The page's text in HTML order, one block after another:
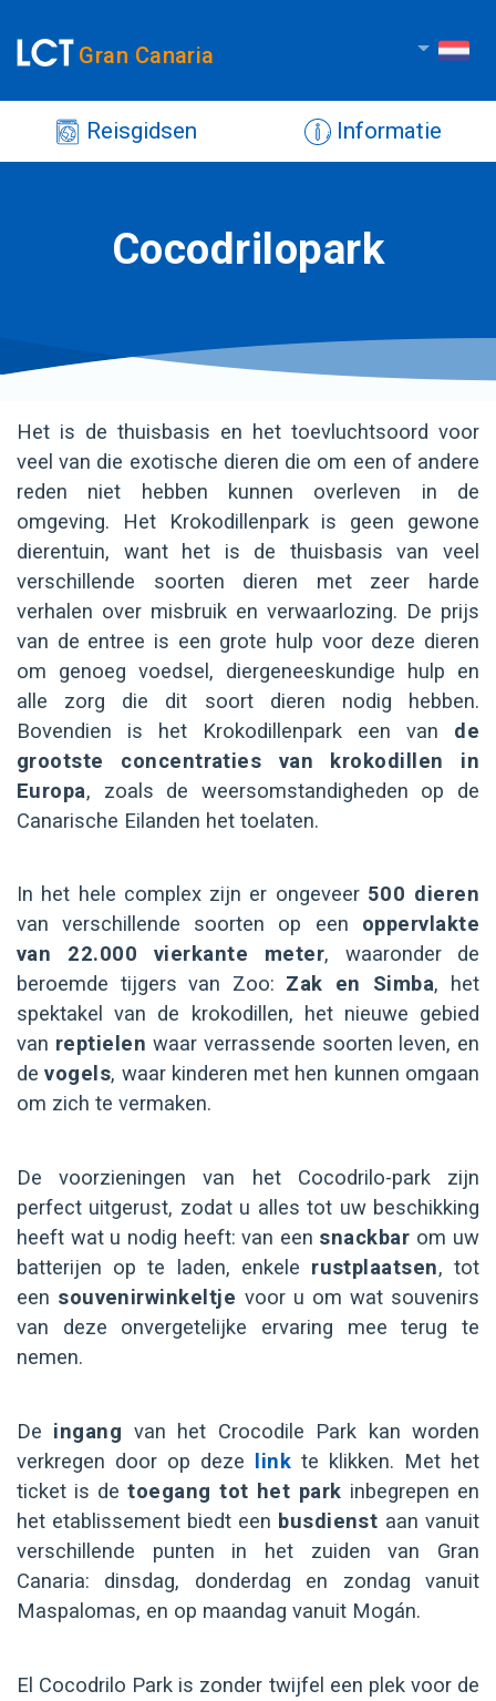
Gran Canaria
Reisgidsen Informatie
Cocodrilopark
Het is de thuisbasis en het toevluchtsoord voor
veel van die exotische dieren die om een of andere
reden niet hebben kunnen overleven in de
omgeving. Het Krokodillenpark is geen gewone
dierentuin, want het is de thuisbasis van veel
verschillende soorten dieren met zeer harde
verhalen over misbruik en verwaarlozing. De prijs
van de entree is een grote hulp voor deze dieren
om genoeg voedsel, diergeneeskundige hulp en
alle zorg die dit soort dieren nodig hebben.
Bovendien is het Krokodillenpark een van de
grootste concentraties van krokodillen in
Europa, zoals de weersomstandigheden op de
Canarische Eilanden het toelaten.
In het hele complex zijn er ongeveer 500 dieren
van verschillende soorten op een oppervlakte
van 22.000 vierkante meter, waaronder de
beroemde tijgers van Zoo: Zak en Simba, het
spektakel van de krokodillen, het nieuwe gebied
van reptielenwaar verrassende soorten leven, en
devogels, waar kinderen met hen kunnen omgaan
om zich te vermaken.
De voorzieningen van het Cocodrilo-park zijn
perfect uitgerust, zodat u alles tot uw beschikking
heeft wat u nodig heeft: van een snackbar om uw
batterijen op te laden, enkele rustplaatsen, tot
een souvenirwinkeltje voor u om wat souvenirs
van deze onvergetelijke ervaring mee terug te
nemen.
De ingang van het Crocodile Park kan worden
verkregen door op deze
link te klikken. Met het
ticket is de toegang tot het park inbegrepen en
het etablissement biedt een busdienst aan vanuit
verschillende punten in het zuiden van Gran
Canaria: dinsdag, donderdag en zondag vanuit
Maspalomas, en op maandag vanuit Mogán.
El Cocodrilo Park is zonder twijfel een plek voor de